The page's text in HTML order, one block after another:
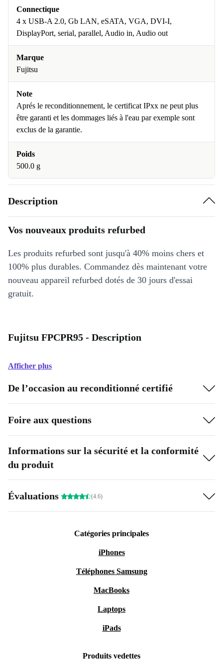
Connectique
4 x USB-A 2.0, Gb LAN, eSATA, VGA, DVI-I,
DisplayPort, serial, parallel, Audio in, Audio out
Marque
Fujitsu
Note
Aprés le reconditionnement, le certificat IPxx ne peut plus
être garanti et les dommages liés à l'eau par exemple sont
exclus de la garantie.
Poids
500.0 g
Description
Vos nouveaux produits refurbed
Les produits refurbed sont jusqu'à 40% moins chers et
100% plus durables. Commandez dès maintenant votre
nouveau appareil refurbed dotés de 30 jours d'essai
gratuit.
Fujitsu FPCPR95 - Description
Afficher plus
De l’occasion au reconditionné certifié
Foire aux questions
Informations sur la sécurité et la conformité
du produit
Évaluations (4.6)
Catégories principales
iPhones
Téléphones Samsung
MacBooks
Laptops
iPads
Produits vedettes